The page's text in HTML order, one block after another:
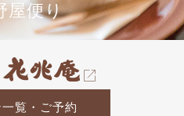
屋便り
覧・ご予約